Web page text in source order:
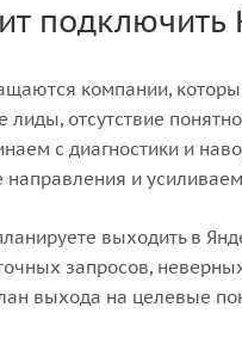
компании,
лиды, отсутствие
с диагностики и
направления и
выходить в
запросов,
выхода на целевые